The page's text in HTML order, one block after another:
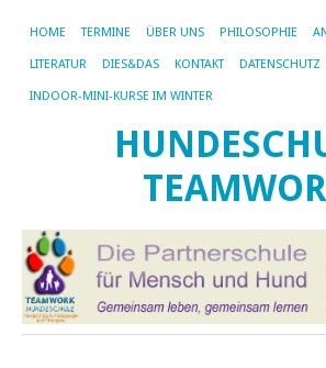
HOME TERMINE ÜBER UNS PHILOSOPHIE
LITERATUR DIES&DAS KONTAKT DATENSCHUTZ
INDOOR-MINI-KURSE IM WINTER